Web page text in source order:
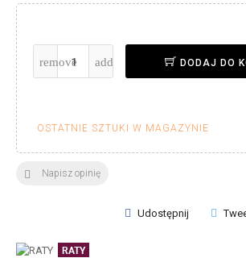
DODAJ DO
OSTATNIE SZTUKI W MAGAZYNIE
 Napisz opinię
Udostępnij
RATY